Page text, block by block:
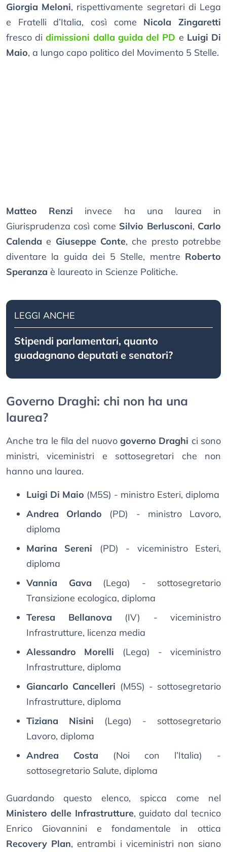
Giorgia Meloni, rispettivamente segretari di Lega
e Fratelli d’Italia, così come Nicola Zingaretti
fresco didimissioni dalla guida del PD e Luigi Di
Maio, a lungo capo politico del Movimento 5 Stelle.
Matteo Renzi invece ha una laurea in
Giurisprudenza così come Silvio Berlusconi, Carlo
Calenda e Giuseppe Conte, che presto potrebbe
diventare la guida dei 5 Stelle, mentre Roberto
Speranza è laureato in Scienze Politiche.
LEGGI ANCHE
Stipendi parlamentari, quanto
guadagnano deputati e senatori?
Governo Draghi: chi non ha una
laurea?
Anche tra le fila del nuovo governo Draghi ci sono
ministri, viceministri e sottosegretari che non
hanno una laurea.
Luigi Di Maio (M5S) - ministro Esteri, diploma
Andrea Orlando (PD) - ministro Lavoro,
diploma
Marina Sereni (PD) - viceministro Esteri,
diploma
Vannia Gava (Lega) - sottosegretario
Transizione ecologica, diploma
Teresa Bellanova (IV) - viceministro
Infrastrutture, licenza media
Alessandro Morelli (Lega) - viceministro
Infrastrutture, diploma
Giancarlo Cancelleri (M5S) - sottosegretario
Infrastrutture, diploma
Tiziana Nisini (Lega) - sottosegretario
Lavoro, diploma
Andrea Costa (Noi con l’Italia) -
sottosegretario Salute, diploma
Guardando questo elenco, spicca come nel
Ministero delle Infrastrutture, guidato dal tecnico
Enrico Giovannini e fondamentale in ottica
Recovery Plan, entrambi i viceministri non siano